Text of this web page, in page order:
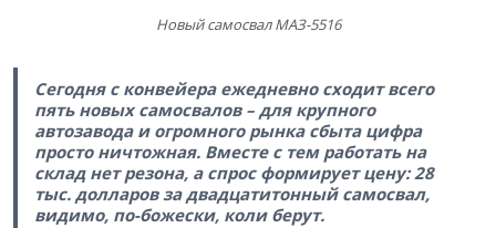
Новый самосвал МАЗ-5516
Сегодня с конвейера ежедневно сходит всего
пять новых самосвалов – для крупного
автозавода и огромного рынка сбыта цифра
просто ничтожная. Вместе с тем работать на
склад нет резона, а спрос формирует цену: 28
тыс. долларов за двадцатитонный самосвал,
видимо, по-божески, коли берут.